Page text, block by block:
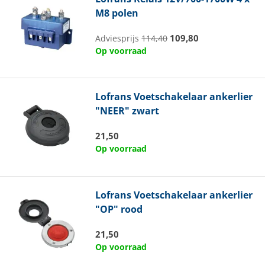
M8 polen
Adviesprijs114,40 109,80
Op voorraad
LofransVoetschakelaar ankerlier
"NEER" zwart
21,50
Op voorraad
LofransVoetschakelaar ankerlier
"OP" rood
21,50
Op voorraad